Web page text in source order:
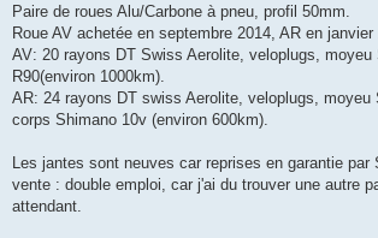
s
a
g
n
o
l
Paire de roues Alu/Carbone à pneu, profil 50mm.
Roue AV achetée en septembre 2014, AR en janvier
AV: 20 rayons DT Swiss Aerolite, veloplugs, moyeu
R90(environ 1000km).
AR: 24 rayons DT swiss Aerolite, veloplugs, moyeu
corps Shimano 10v (environ 600km).
Les jantes sont neuves car reprises en garantie par
vente : double emploi, car j'ai du trouver une autre
attendant.